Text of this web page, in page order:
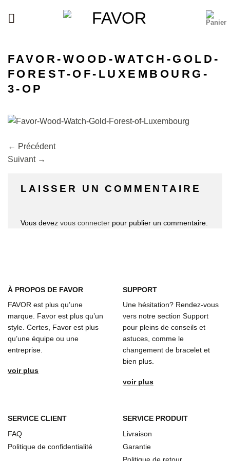
FAVOR-WOOD-WATCH-GOLD-
FOREST-OF-LUXEMBOURG-
3-OP
← Précédent
Suivant →
LAISSER UN COMMENTAIRE
Vous devez vous connecter pour publier un commentaire.
À PROPOS DE FAVOR
FAVOR est plus qu’une
marque. Favor est plus qu’un
style. Certes, Favor est plus
qu’une équipe ou une
entreprise.
voir plus
SUPPORT
Une hésitation? Rendez-vous
vers notre section Support
pour pleins de conseils et
astuces, comme le
changement de bracelet et
bien plus.
voir plus
SERVICE CLIENT
FAQ
Politique de confidentialité
SERVICE PRODUIT
Livraison
Garantie
Politique de retour